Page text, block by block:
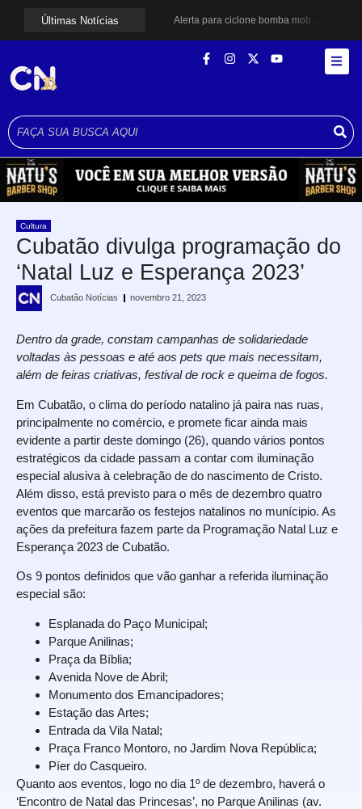
Últimas Notícias
Alerta para ciclone bomba mobiliza moradores de Cubatão após estragos causados por vendaval
Santos avança com proposta para municipalizar manutenção das calçadas
Cubatão orienta população sobre esquema vacinal contra sarampo e poliomielite
Pai e filho ficam feridos após se esfaquearem durante briga em Cubatão
Cultura
Cubatão divulga programação do
‘Natal Luz e Esperança 2023’
Cubatão Notícias novembro 21, 2023
Dentro da grade, constam campanhas de solidariedade
voltadas às pessoas e até aos pets que mais necessitam,
além de feiras criativas, festival de rock e queima de fogos.
Em Cubatão, o clima do período natalino já paira nas ruas,
principalmente no comércio, e promete ficar ainda mais
evidente a partir deste domingo (26), quando vários pontos
estratégicos da cidade passam a contar com iluminação
especial alusiva à celebração de do nascimento de Cristo.
Além disso, está previsto para o mês de dezembro quatro
eventos que marcarão os festejos natalinos no munícipio. As
ações da prefeitura fazem parte da Programação Natal Luz e
Esperança 2023 de Cubatão.
Os 9 pontos definidos que vão ganhar a referida iluminação
especial são:
Esplanada do Paço Municipal;
Parque Anilinas;
Praça da Bíblia;
Avenida Nove de Abril;
Monumento dos Emancipadores;
Estação das Artes;
Entrada da Vila Natal;
Praça Franco Montoro, no Jardim Nova República;
Píer do Casqueiro.
Quanto aos eventos, logo no dia 1º de dezembro, haverá o
‘Encontro de Natal das Princesas’, no Parque Anilinas (av.